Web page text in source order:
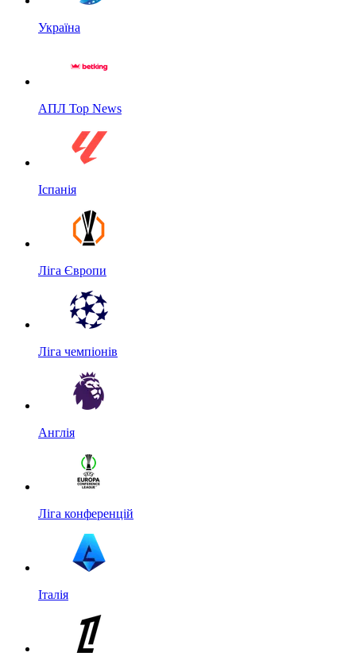
Україна
АПЛ Top News
Іспанія
Ліга Європи
Ліга чемпіонів
Англія
Ліга конференцій
Італія